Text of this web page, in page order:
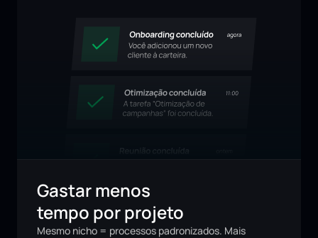
Gastar menos
tempo por projeto
Mesmo nicho = processos padronizados. Mais